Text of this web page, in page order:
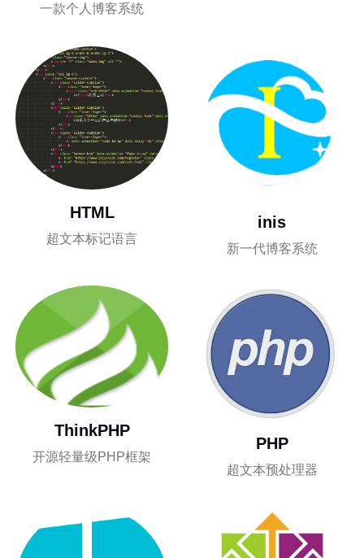
一款个人博客系统
HTML
超文本标记语言
inis
新一代博客系统
ThinkPHP
开源轻量级PHP框架
PHP
超文本预处理器